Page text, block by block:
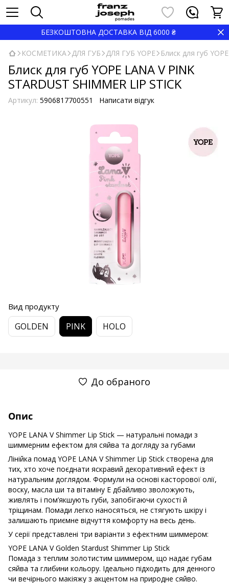
БЕЗКОШТОВНА ДОСТАВКА ВІД 6000 ₴
КОСМЕТИКА ДЛЯ ГУБ ДЛЯ ГУБ YOPE Блиск для губ
Блиск для губ YOPE LANA V PINK
STARDUST SHIMMER LIP STICK
Артикул: 5906817700551 Написати відгук
Вид продукту
GOLDEN PINK HOLO
До обраного
Опис
YOPE LANA V Shimmer Lip Stick — натуральні помади з
шиммерним ефектом для сяйва та догляду за губами
Лінійка помад YOPE LANA V Shimmer Lip Stick створена для
тих, хто хоче поєднати яскравий декоративний ефект із
натуральним доглядом. Формули на основі касторової олії,
воску, масла ши та вітаміну E дбайливо зволожують,
живлять і пом’якшують губи, запобігаючи сухості й
тріщинам. Помади легко наносяться, не стягують шкіру і
залишають приємне відчуття комфорту на весь день.
У серії представлені три варіанти з ефектним шиммером:
YOPE LANA V Golden Stardust Shimmer Lip Stick
Помада з теплим золотистим шиммером, що надає губам
сяйва та глибини кольору. Ідеально підходить для денного
чи вечірнього макіяжу з акцентом на природне сяйво.